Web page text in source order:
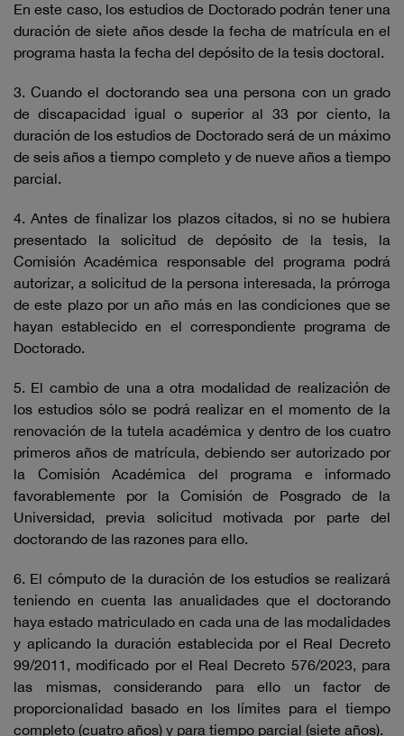
En este caso, los estudios de Doctorado podrán tener una
duración de siete años desde la fecha de matrícula en el
programa hasta la fecha del depósito de la tesis doctoral.
3. Cuando el doctorando sea una persona con un grado
de discapacidad igual o superior al 33 por ciento, la
duración de los estudios de Doctorado será de un máximo
de seis años a tiempo completo y de nueve años a tiempo
parcial.
4. Antes de finalizar los plazos citados, si no se hubiera
presentado la solicitud de depósito de la tesis, la
Comisión Académica responsable del programa podrá
autorizar, a solicitud de la persona interesada, la prórroga
de este plazo por un año más en las condiciones que se
hayan establecido en el correspondiente programa de
Doctorado.
5. El cambio de una a otra modalidad de realización de
los estudios sólo se podrá realizar en el momento de la
renovación de la tutela académica y dentro de los cuatro
primeros años de matrícula, debiendo ser autorizado por
la Comisión Académica del programa e informado
favorablemente por la Comisión de Posgrado de la
Universidad, previa solicitud motivada por parte del
doctorando de las razones para ello.
6. El cómputo de la duración de los estudios se realizará
teniendo en cuenta las anualidades que el doctorando
haya estado matriculado en cada una de las modalidades
y aplicando la duración establecida por el Real Decreto
99/2011, modificado por el Real Decreto 576/2023, para
las mismas, considerando para ello un factor de
proporcionalidad basado en los límites para el tiempo
completo (cuatro años) y para tiempo parcial (siete años).